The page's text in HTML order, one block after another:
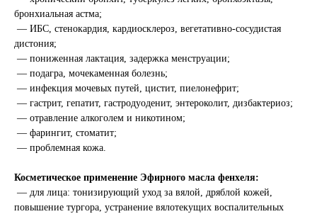
бронхиальная астма;
— ИБС, стенокардия, кардиосклероз, вегетативно-сосудистая
дистония;
— пониженная лактация, задержка менструации;
— подагра, мочекаменная болезнь;
— инфекция мочевых путей, цистит, пиелонефрит;
— гастрит, гепатит, гастродуоденит, энтероколит, дизбактериоз;
— отравление алкоголем и никотином;
— фарингит, стоматит;
— проблемная кожа.
Косметическое применение Эфирного масла фенхеля:
— для лица: тонизирующий уход за вялой, дряблой кожей,
повышение тургора, устранение вялотекущих воспалительных